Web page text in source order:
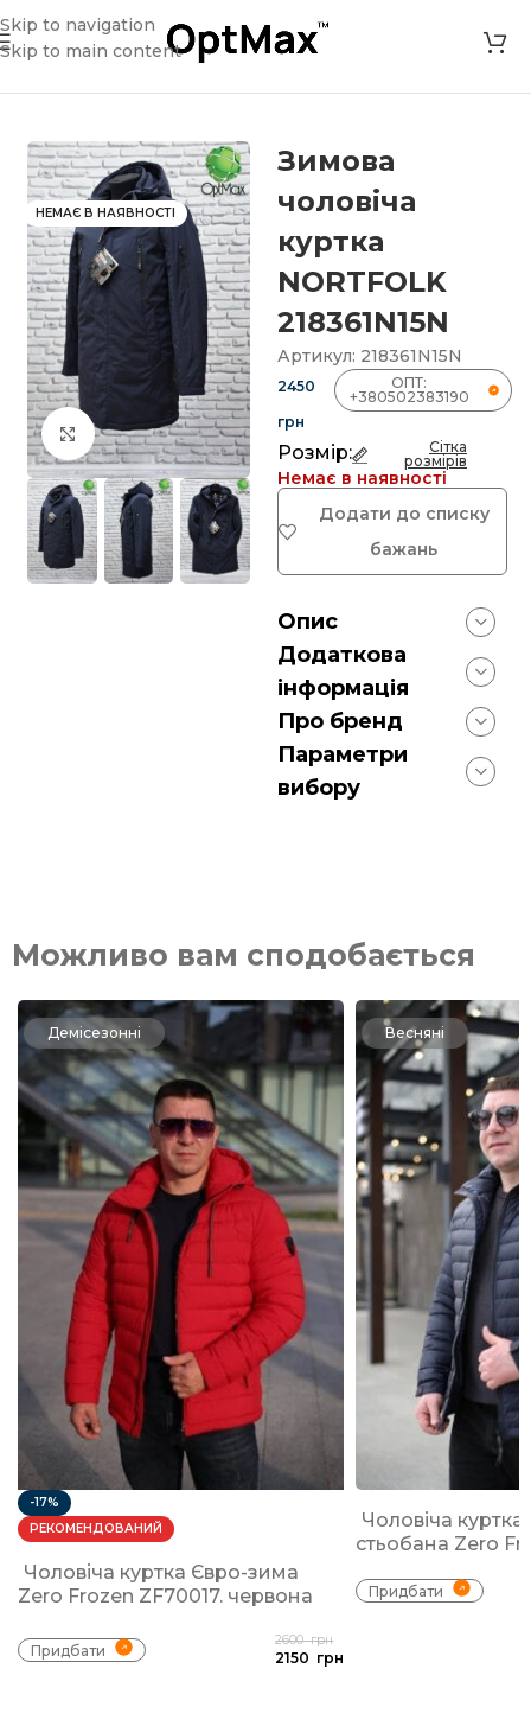
Skip to navigation
Skip to main content
Магазин Зимова чоловіча куртка NORTFOLK 218361N15N
НЕМАЄ В НАЯВНОСТІ
Клацніть, щоб збільшити
Зимова
чоловіча
куртка
NORTFOLK
218361N15N
Артикул: 218361N15N
2450
грн
ОПТ:
+380502383190
Розмір:
Сітка
розмірів
Немає в наявності
Додати до списку
бажань
Опис
Додаткова
інформація
Про бренд
Параметри
вибору
Можливо вам сподобається
Демісезонні
-17%
РЕКОМЕНДОВАНИЙ
Чоловіча куртка Євро-зима
Zero Frozen ZF70017. червона
Придбати
2600грн
2150 грн
Весняні
Чоловіча
стьобана Zero
Придбати